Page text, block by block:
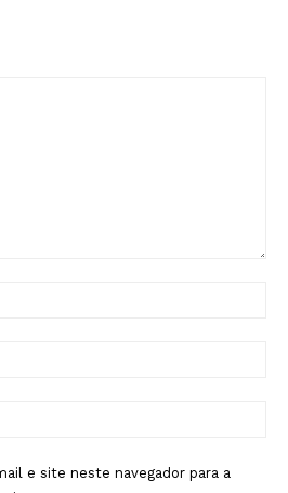
e site neste navegador para a